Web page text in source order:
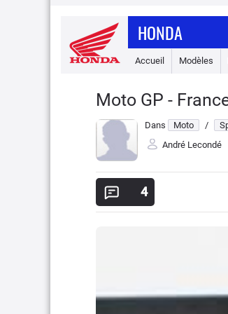
HONDA
Accueil Modèles
Moto GP -
Dans Moto /
André Lecondé
4